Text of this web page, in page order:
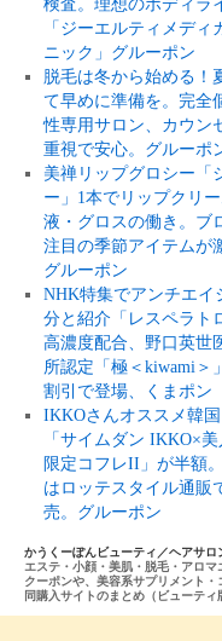
「ジーエルティメディ
ニック」グルーポン
脱毛は冬から始める！
て早めに準備を。完全
性専用サロン、カウン
重視で安心。グルーポ
美禅リップグロシー「
ー」1本でリップクリ
液・グロスの働き。ブ
注目の季節アイテムが
グルーポン
NHK特集でアンチエイ
分と紹介「レスペラト
高濃度配合、野口英世
所認定「極＜kiwami＞
割引で登場、くまポン
IKKOさんオススメ韓
「サイムダン IKKO×
限定コフレII」が半額
はロッテスタイル通販
売。グルーポン
かうくーぽんビューティ／ヘアサ
エステ・小顔・美肌・脱毛・アロ
クーポンや、美容系サプリメント
同購入サイトのまとめ（ビューティ